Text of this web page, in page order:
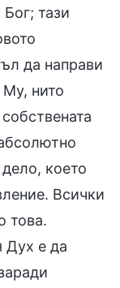
тази
да направи
нито
което
Всички
това.
Дух е да